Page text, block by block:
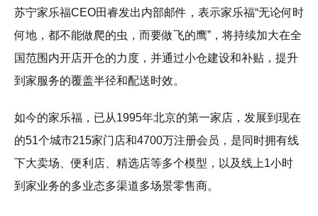
苏宁家乐福CEO田睿发出内部邮件，表示家乐福“无论何时
何地，都不能做爬的虫，而要做飞的鹰”，将持续加大在全
国范围内开店开仓的力度，并通过小仓建设和补贴，提升
到家服务的覆盖半径和配送时效。
如今的家乐福，已从1995年北京的第一家店，发展到现在
的51个城市215家门店和4700万注册会员，是同时拥有线
下大卖场、便利店、精选店等多个模型，以及线上1小时
到家业务的多业态多渠道多场景零售商。